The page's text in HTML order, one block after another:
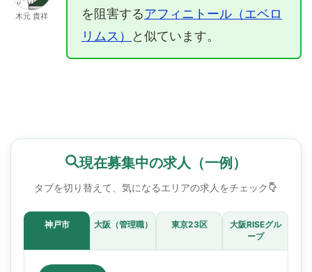
木元 貴祥
を阻害するアフィニトール（エベロ
リムス）
と似ています。
現在募集中の求人（一例）
タブを切り替えて、気になるエリアの求人をチェック
神戸市 大阪（管理職） 東京23区
大阪RISEグル
ープ